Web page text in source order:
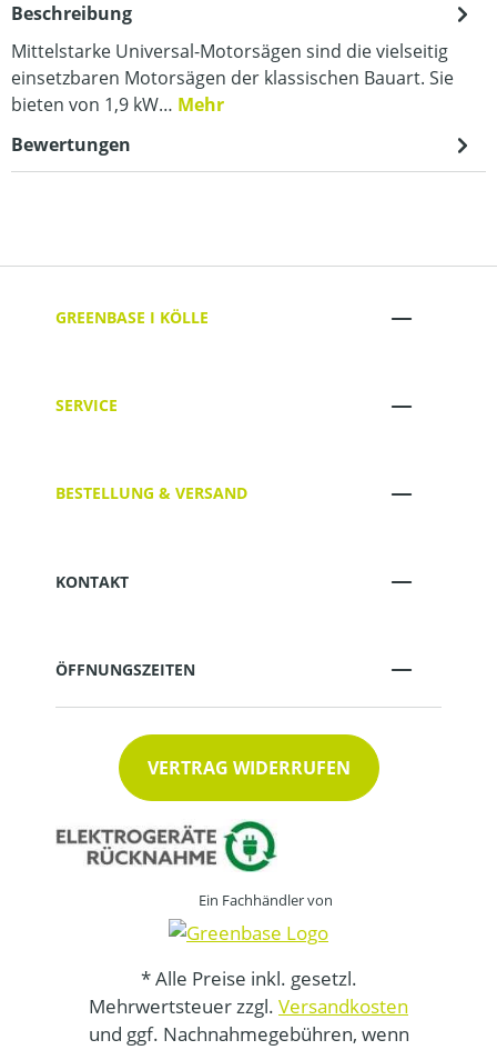
Beschreibung
Mittelstarke Universal-Motorsägen sind die vielseitig
einsetzbaren Motorsägen der klassischen Bauart. Sie
bieten von 1,9 kW… Mehr
Bewertungen
GREENBASE I KÖLLE
SERVICE
BESTELLUNG & VERSAND
KONTAKT
ÖFFNUNGSZEITEN
VERTRAG WIDERRUFEN
Ein Fachhändler von
* Alle Preise inkl. gesetzl.
Mehrwertsteuer zzgl. Versandkosten
und ggf. Nachnahmegebühren, wenn